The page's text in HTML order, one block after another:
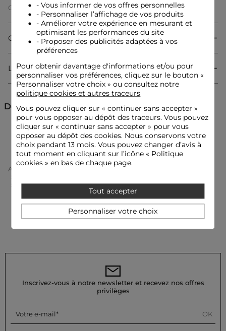
Gilet manches longues col à revers
Coupe droite courte
Col à revers
Manches longues
Fermeture zippée sur l¿avant
Fine maille
Maille duveteuse
Empiècements rabats avec 1 bouton sur le buste
Le mannequin mesure 1m75 et porte une taille S/36
Conseil taille : choisissez votre taille habituelle
Référence : 32536300948840979 232-MDOMI
Catégorie :Gilets courts femme
Couleur :
Gilets courts femme noir
Composition & Entretien
Livraison & Retour
Découvrez aussi
Gilets courts Gilets
Accueil Vêtements Femme
Gilets Femme
Gilet Manches Longues Col À Revers Noir Femme
Inscrivez-vous à notre newsletter et recevez nos offres
privilèges
Votre e-mail OK
- Vous informer de vos offres personnelles
- Personnaliser l’affichage de vos produits
- Améliorer votre expérience en mesurant et
optimisant les performances du site
- Proposer des publicités adaptées à vos
préférences
Pour obtenir davantage d'informations et/ou pour
personnaliser vos préférences, cliquez sur le bouton «
Personnaliser votre choix » ou consultez notre
politique cookies et autres traceurs
Vous pouvez cliquer sur « continuer sans accepter»
pour vous opposer au dépôt des traceurs. Vous pouvez
cliquer sur « continuer sans accepter » pour vous
opposer au dépôt des cookies. Nous conservons votre
choix pendant 13 mois. Vous pouvez changer d’avis à
tout moment en cliquant sur l’icône « Politique
cookies » en bas de chaque page.
Tout accepter
Personnaliser votre choix